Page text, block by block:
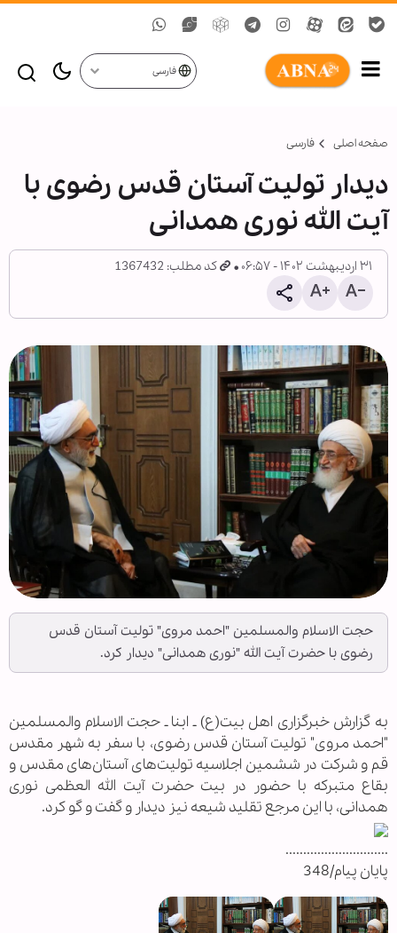
فارسی
صفحه اصلی فارسی
دیدار تولیت آستان قدس رضوی با
آیت الله نوری همدانی
۳۱ اردیبهشت ۱۴۰۲ - ۰۶:۵۷ کد مطلب: 1367432
حجت الاسلام والمسلمین "احمد مروی" تولیت آستان قدس
رضوی با حضرت آیت الله "نوری همدانی" دیدار کرد.
به گزارش خبرگزاری اهل بیت(ع) ـ ابنا ـ حجت الاسلام والمسلمین
"احمد مروی" تولیت آستان قدس رضوی، با سفر به شهر مقدس
قم و شرکت در ششمین اجلاسیه تولیت‌های آستان‌های مقدس و
بقاع متبرکه با حضور در بیت حضرت آیت الله العظمی نوری
همدانی، با این مرجع تقلید شیعه نیز دیدار و گفت و گو کرد.
.............................
پایان پیام/348